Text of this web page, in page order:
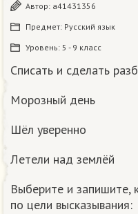
Автор: a41431356
Предмет: Русский язык
Уровень: 5 - 9 класс
Списать и сделать
Морозный день
Шёл уверенно
Летели над землёй
Выберите и запишите,
по цели высказывания: